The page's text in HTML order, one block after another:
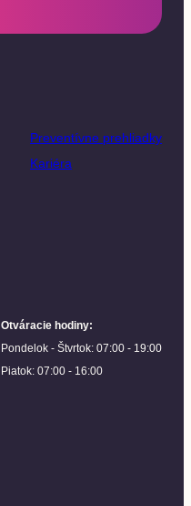
Preventívne prehliadky
Kariéra
Otváracie hodiny:
Pondelok - Štvrtok: 07:00 - 19:00
Piatok: 07:00 - 16:00